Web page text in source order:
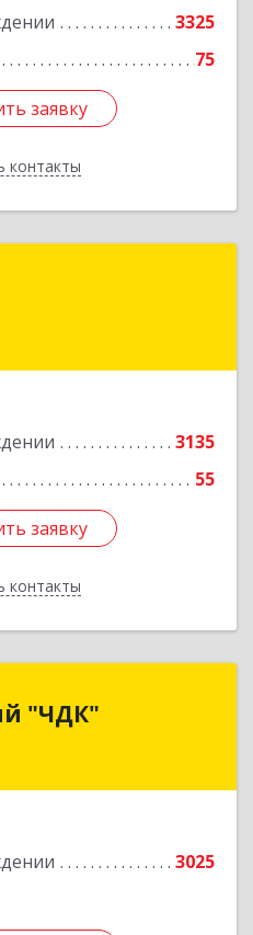
3325
75
заявку
контакты
заявку
3135
55
заявку
контакты
обл, Екатеринбург г,
заявку
"ЧДК"
3025
компаний "ЧДК"
Петербург г, вн.тер.г.
Подробнее